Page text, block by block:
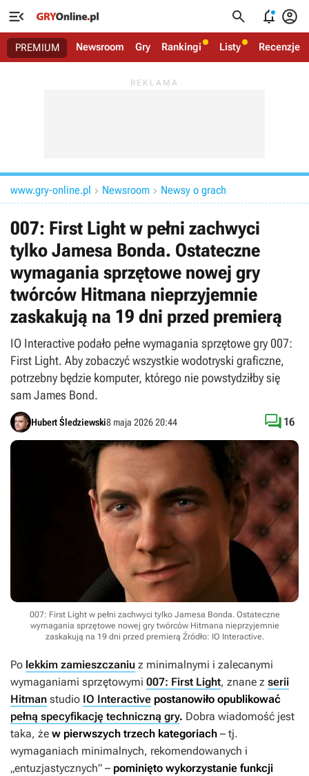
   
PREMIUM Newsroom Gry Rankingi Listy Recenzje
www.gry-online.pl  Newsroom  Newsy o grach
007: First Light w pełni zachwyci
tylko Jamesa Bonda. Ostateczne
wymagania sprzętowe nowej gry
twórców Hitmana nieprzyjemnie
zaskakują na 19 dni przed premierą
IO Interactive podało pełne wymagania sprzętowe gry 007:
First Light. Aby zobaczyć wszystkie wodotryski graficzne,
potrzebny będzie komputer, którego nie powstydziłby się
sam James Bond.
Hubert Śledziewski8 maja 2026 20:44  16
007: First Light w pełni zachwyci tylko Jamesa Bonda. Ostateczne
wymagania sprzętowe nowej gry twórców Hitmana nieprzyjemnie
zaskakują na 19 dni przed premierą Źródło: IO Interactive.
Po lekkim zamieszczaniu z minimalnymi i zalecanymi
wymaganiami sprzętowymi 007: First Light, znane z serii
Hitman studio IO Interactive postanowiło opublikować
pełną specyfikację techniczną gry. Dobra wiadomość jest
taka, że w pierwszych trzech kategoriach – tj.
wymaganiach minimalnych, rekomendowanych i
„entuzjastycznych” – pominięto wykorzystanie funkcji